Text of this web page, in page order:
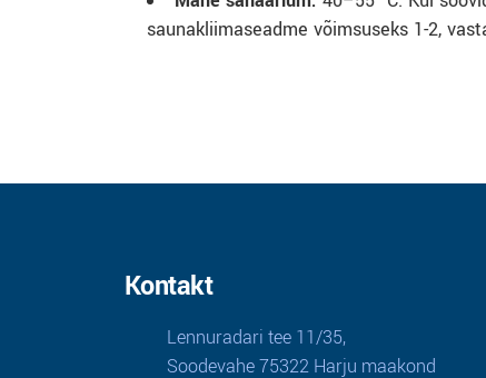
saunakliimaseadme võimsuseks 1-2,
Kontakt
Lennuradari tee 11/35,
Soodevahe 75322 Harju maakond